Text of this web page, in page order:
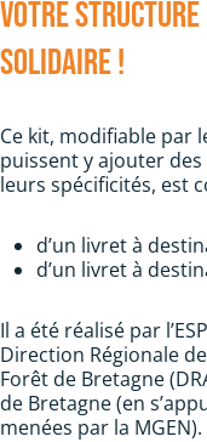
votre structure
solidaire !
Ce kit, modifiable par
puissent y ajouter
leurs spécificités, est
d’un livret à
d’un livret à
Il a été réalisé par
Direction Régionale
Forêt de Bretagne
de Bretagne (en
menées par la MGEN).